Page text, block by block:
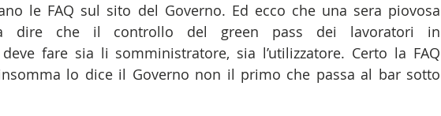
le FAQ sul sito del Governo. Ed ecco che una sera piovosa
dire che il controllo del green pass dei lavoratori in
fare sia li somministratore, sia l’utilizzatore. Certo la FAQ
lo dice il Governo non il primo che passa al bar sotto